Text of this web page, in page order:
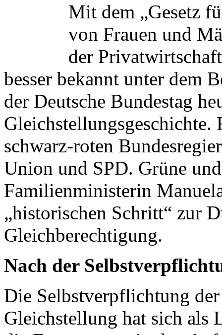
Mit dem „Gesetz
von Frauen und
der
besser bekannt unter dem
der Deutsche Bundestag
Gleichstellungsgeschichte.
schwarz-roten
Union und SPD. Grüne
Familienministerin
„historischen Schritt“ zur
Gleichberechtigung.
Nach der
Die Selbstverpflichtung
Gleichstellung hat sich als